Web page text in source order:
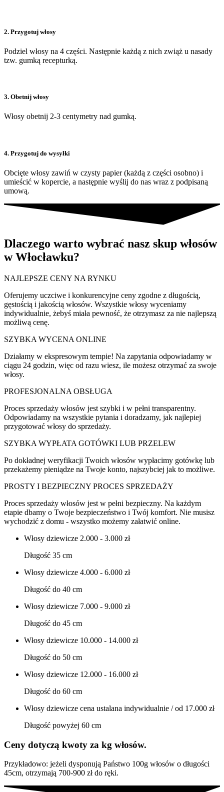
2. Przygotuj włosy
Podziel włosy na 4 części. Następnie każdą z nich zwiąż u nasady
tzw. gumką recepturką.
3. Obetnij włosy
Włosy obetnij 2-3 centymetry nad gumką.
4. Przygotuj do wysyłki
Obcięte włosy zawiń w czysty papier (każdą z części osobno) i
umieścić w kopercie, a następnie wyślij do nas wraz z podpisaną
umową.
Dlaczego warto wybrać nasz skup włosów
w Włocławku?
NAJLEPSZE CENY NA RYNKU
Oferujemy uczciwe i konkurencyjne ceny zgodne z długością,
gęstością i jakością włosów. Wszystkie włosy wyceniamy
indywidualnie, żebyś miała pewność, że otrzymasz za nie najlepszą
możliwą cenę.
SZYBKA WYCENA ONLINE
Działamy w ekspresowym tempie! Na zapytania odpowiadamy w
ciągu 24 godzin, więc od razu wiesz, ile możesz otrzymać za swoje
włosy.
PROFESJONALNA OBSŁUGA
Proces sprzedaży włosów jest szybki i w pełni transparentny.
Odpowiadamy na wszystkie pytania i doradzamy, jak najlepiej
przygotować włosy do sprzedaży.
SZYBKA WYPŁATA GOTÓWKI LUB PRZELEW
Po dokładnej weryfikacji Twoich włosów wypłacimy gotówkę lub
przekażemy pieniądze na Twoje konto, najszybciej jak to możliwe.
PROSTY I BEZPIECZNY PROCES SPRZEDAŻY
Proces sprzedaży włosów jest w pełni bezpieczny. Na każdym
etapie dbamy o Twoje bezpieczeństwo i Twój komfort. Nie musisz
wychodzić z domu - wszystko możemy załatwić online.
Włosy dziewicze 2.000 - 3.000 zł
Długość 35 cm
Włosy dziewicze 4.000 - 6.000 zł
Długość do 40 cm
Włosy dziewicze 7.000 - 9.000 zł
Długość do 45 cm
Włosy dziewicze 10.000 - 14.000 zł
Długość do 50 cm
Włosy dziewicze 12.000 - 16.000 zł
Długość do 60 cm
Włosy dziewicze cena ustalana indywidualnie / od 17.000 zł
Długość powyżej 60 cm
Ceny dotyczą kwoty za kg włosów.
Przykładowo: jeżeli dysponują Państwo 100g włosów o długości
45cm, otrzymają 700-900 zł do ręki.